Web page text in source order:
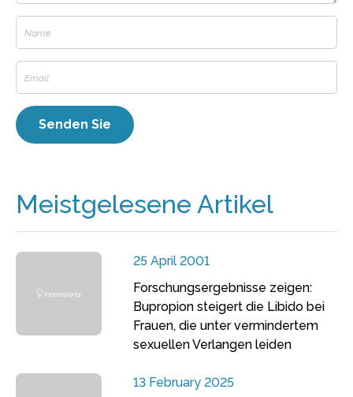
Meistgelesene Artikel
25 April 2001
Forschungsergebnisse zeigen:
Bupropion steigert die Libido bei
Frauen, die unter vermindertem
sexuellen Verlangen leiden
13 February 2025